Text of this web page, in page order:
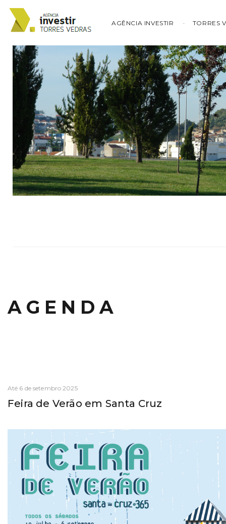
AGÊNCIA INVESTIR TORRES
AGENDA
Até 6 de setembro 2025
Feira de Verão em Santa Cruz